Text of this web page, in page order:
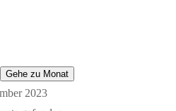
Gehe zu Monat
2023